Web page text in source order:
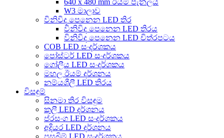
640 x 480 mm ඊයම් පැනලය
W3 මාලාව
විනිවිද පෙනෙන LED තිර
විනිවිද පෙනෙන LED තිරය
විනිවිද පෙනෙන LED චිත්රපටය
COB LED සංදර්ශකය
පෝස්ටර් LED සංදර්ශකය
ගෝලීය LED ​​සංදර්ශකය
මහල ඊයම් දර්ශනය
නම්යශීලී LED තිරය
විසඳුම්
සිනමා තිර විසඳුම
කුලී LED දර්ශනය
ප්රසංග LED සංදර්ශකය
අදියර LED දර්ශනය
පසුබිම් LED සංදර්ශකය